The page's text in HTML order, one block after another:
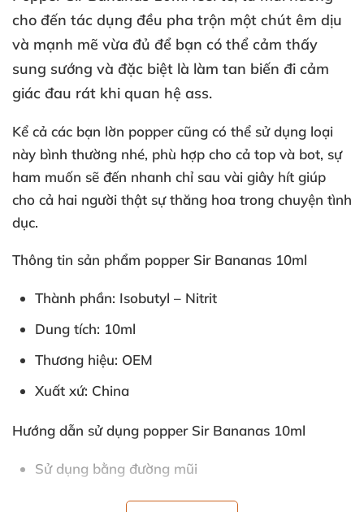
cho đến tác dụng đều pha trộn một chút êm dịu
và mạnh mẽ vừa đủ để bạn có thể cảm thấy
sung sướng và đặc biệt là làm tan biến đi cảm
giác đau rát khi quan hệ ass.
Kể cả các bạn lờn poppercũng có thể sử dụng loại
này bình thường nhé, phù hợp cho cả top và bot, sự
ham muốn sẽ đến nhanh chỉ sau vài giây hít giúp
cho cả hai người thật sự thăng hoa trong chuyện tình
dục.
Thông tin sản phẩm popper Sir Bananas 10ml
Thành phần: Isobutyl – Nitrit
Dung tích: 10ml
Thương hiệu: OEM
Xuất xứ: China
Hướng dẫn sử dụng popper Sir Bananas 10ml
Sử dụng bằng đường mũi
Bịt một bên mũisau đó đưa chai popper lên cách